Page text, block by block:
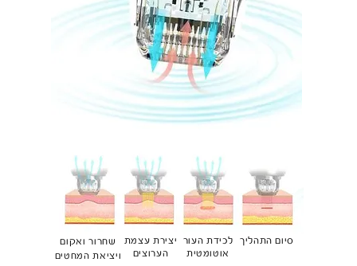
סיום התהליך
שחרור ואקום
ויציאת המחטים
לכידת העור
אוטומטית
יצירת עצמת
הערוצים